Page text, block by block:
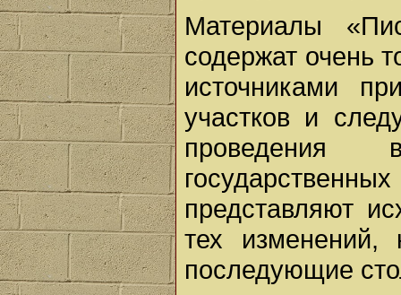
Материалы
содержат очень
источниками
участков и
проведения
представляют
тех изменений,
последующие